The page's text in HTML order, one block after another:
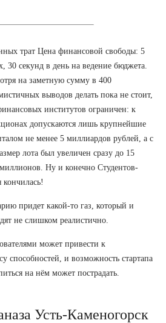
трат Цена финансовой свободы: 5
30 секунд в день на ведение бюджета.
на заметную сумму в 400
выводов делать пока не стоит,
институтов ограничен: к
допускаются лишь крупнейшие
не менее 5 миллиардов рублей, а с
лота был увеличен сразу до 15
Ну и конечно Студентов-
кончилась!
придет какой-то газ, который и
не слишком реалистично.
может привести к
способностей, и возможность стартапа
на нём может пострадать.
Усть-Каменогорск